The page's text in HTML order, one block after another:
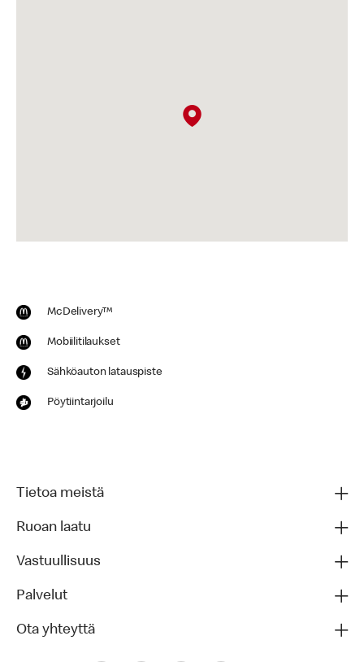
McDelivery™
Mobiilitilaukset
Sähköauton latauspiste
Pöytiintarjoilu
Tietoa meistä
Ruoan laatu
Vastuullisuus
Palvelut
Ota yhteyttä